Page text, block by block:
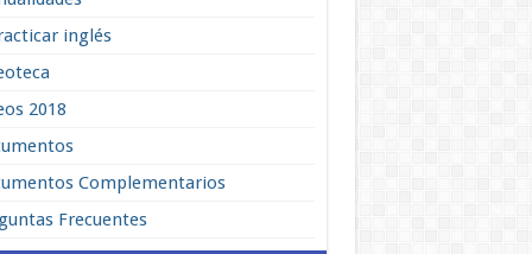
inglés
2018
Complementarios
Frecuentes